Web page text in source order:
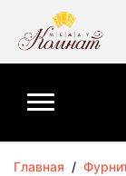
Главная /